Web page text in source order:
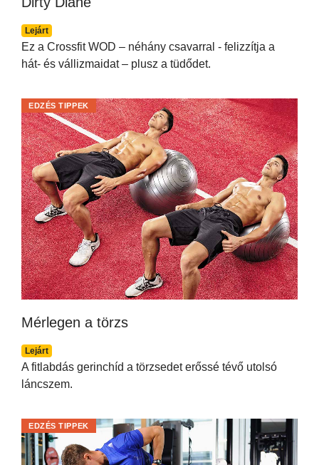
Lejárt
Ez a Crossfit WOD – néhány csavarral - felizzítja a
hát- és vállizmaidat – plusz a tüdődet.
Mérlegen a törzs
Lejárt
EDZÉS TIPPEK
A fitlabdás gerinchíd a törzsedet erőssé tévő utolsó
láncszem.
EDZÉS TIPPEK